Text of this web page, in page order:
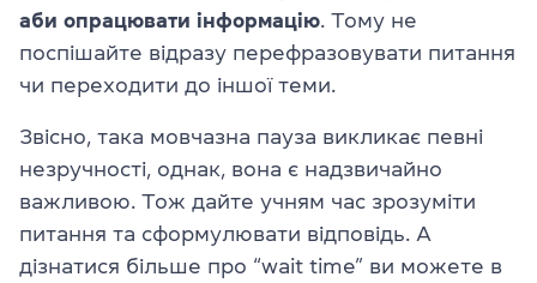
аби опрацювати інформацію . Тому не
поспішайте відразу перефразовувати питання
чи переходити до іншої теми.
Звісно, така мовчазна пауза викликає певні
незручності, однак, вона є надзвичайно
важливою. Тож дайте учням час зрозуміти
питання та сформулювати відповідь. А
дізнатися більше про “wait time” ви можете в